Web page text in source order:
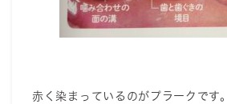
赤く染まっているのがプラークです。